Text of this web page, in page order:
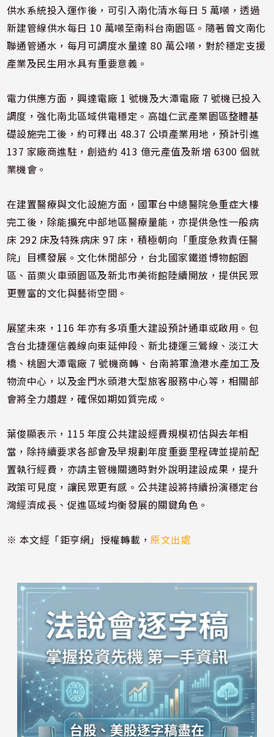
供水系統投入運作後，可引入南化清水每日 5 萬噸，透過
新建管線供水每日 10 萬噸至南科台南園區。隨著曾文南化
聯通管通水，每月可調度水量達 80 萬公噸，對於穩定支援
產業及民生用水具有重要意義。
電力供應方面，興達電廠 1 號機及大潭電廠 7 號機已投入
調度，強化南北區域供電穩定。高雄仁武產業園區整體基
礎設施完工後，約可釋出 48.37 公頃產業用地，預計引進
137 家廠商進駐，創造約 413 億元產值及新增 6300 個就
業機會。
在建置醫療與文化設施方面，國軍台中總醫院急重症大樓
完工後，除能擴充中部地區醫療量能，亦提供急性一般病
床 292 床及特殊病床 97 床，積極朝向「重度急救責任醫
院」目標發展。文化休閒部分，台北國家鐵道博物館園
區、苗栗火車頭園區及新北市美術館陸續開放，提供民眾
更豐富的文化與藝術空間。
展望未來，116 年亦有多項重大建設預計通車或啟用。包
含台北捷運信義線向東延伸段、新北捷運三鶯線、淡江大
橋、桃園大潭電廠 7 號機商轉、台南將軍漁港水產加工及
物流中心，以及金門水頭港大型旅客服務中心等，相關部
會將全力趲趕，確保如期如質完成。
葉俊顯表示，115 年度公共建設經費規模初估與去年相
當，除持續要求各部會及早規劃年度重要里程碑並提前配
置執行經費，亦請主管機關適時對外說明建設成果，提升
政策可見度，讓民眾更有感。公共建設將持續扮演穩定台
灣經濟成長、促進區域均衡發展的關鍵角色。
※ 本文經「鉅亨網」授權轉載，原文出處